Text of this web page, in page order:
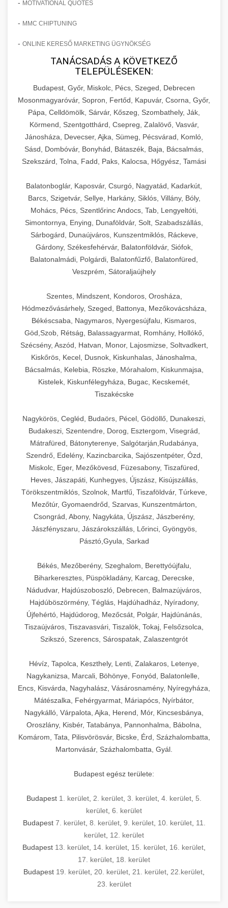
- MOTIVATIONAL QUOTES
- MMC CHIPTUNING
- ONLINE KERESŐ MARKETING ÜGYNÖKSÉG
TANÁCSADÁS A KÖVETKEZŐ
TELEPÜLÉSEKEN:
Budapest, Győr, Miskolc, Pécs, Szeged, Debrecen
Mosonmagyaróvár, Sopron, Fertőd, Kapuvár, Csorna, Győr,
Pápa, Celldömölk, Sárvár, Kőszeg, Szombathely, Ják,
Körmend, Szentgotthárd, Csepreg, Zalalövő, Vasvár,
Jánosháza, Devecser, Ajka, Sümeg, Pécsvárad, Komló,
Sásd, Dombóvár, Bonyhád, Bátaszék, Baja, Bácsalmás,
Szekszárd, Tolna, Fadd, Paks, Kalocsa, Hőgyész, Tamási
Balatonboglár, Kaposvár, Csurgó, Nagyatád, Kadarkút,
Barcs, Szigetvár, Sellye, Harkány, Siklós, Villány, Bóly,
Mohács, Pécs, Szentlőrinc Andocs, Tab, Lengyeltóti,
Simontornya, Enying, Dunaföldvár, Solt, Szabadszállás,
Sárbogárd, Dunaújváros, Kunszentmiklós, Ráckeve,
Gárdony, Székesfehérvár, Balatonföldvár, Siófok,
Balatonalmádi, Polgárdi, Balatonfűzfő, Balatonfüred,
Veszprém, Sátoraljaújhely
Szentes, Mindszent, Kondoros, Orosháza,
Hódmezővásárhely, Szeged, Battonya, Mezőkovácsháza,
Békéscsaba, Nagymaros, Nyergesújfalu, Kismaros,
Göd,Szob, Rétság, Balassagyarmat, Romhány, Hollókő,
Szécsény, Aszód, Hatvan, Monor, Lajosmizse, Soltvadkert,
Kiskőrös, Kecel, Dusnok, Kiskunhalas, Jánoshalma,
Bácsalmás, Kelebia, Röszke, Mórahalom, Kiskunmajsa,
Kistelek, Kiskunfélegyháza, Bugac, Kecskemét,
Tiszakécske
Nagykörös, Cegléd, Budaörs, Pécel, Gödöllő, Dunakeszi,
Budakeszi, Szentendre, Dorog, Esztergom, Visegrád,
Mátrafüred, Bátonyterenye, Salgótarján,Rudabánya,
Szendrő, Edelény, Kazincbarcika, Sajószentpéter, Ózd,
Miskolc, Eger, Mezőkövesd, Füzesabony, Tiszafüred,
Heves, Jászapáti, Kunhegyes, Újszász, Kisújszállás,
Törökszentmiklós, Szolnok, Martfű, Tiszaföldvár, Túrkeve,
Mezőtúr, Gyomaendrőd, Szarvas, Kunszentmárton,
Csongrád, Abony, Nagykáta, Újszász, Jászberény,
Jászfényszaru, Jászárokszállás, Lőrinci, Gyöngyös,
Pásztó,Gyula, Sarkad
Békés, Mezőberény, Szeghalom, Berettyóújfalu,
Biharkeresztes, Püspökladány, Karcag, Derecske,
Nádudvar, Hajdúszoboszló, Debrecen, Balmazújváros,
Hajdúböszörmény, Téglás, Hajdúhadház, Nyíradony,
Újfehértó, Hajdúdorog, Mezőcsát, Polgár, Hajdúnánás,
Tiszaújváros, Tiszavasvári, Tiszalök, Tokaj, Felsőzsolca,
Szikszó, Szerencs, Sárospatak, Zalaszentgrót
Hévíz, Tapolca, Keszthely, Lenti, Zalakaros, Letenye,
Nagykanizsa, Marcali, Böhönye, Fonyód, Balatonlelle,
Encs, Kisvárda, Nagyhalász, Vásárosnamény, Nyíregyháza,
Mátészalka, Fehérgyarmat, Máriapócs, Nyírbátor,
Nagykálló, Várpalota, Ajka, Herend, Mór, Kincsesbánya,
Oroszlány, Kisbér, Tatabánya, Pannonhalma, Bábolna,
Komárom, Tata, Pilisvörösvár, Bicske, Érd, Százhalombatta,
Martonvásár, Százhalombatta, Gyál.
Budapest egész területe:
Budapest 1. kerület 2. kerület 3. kerület 4. kerület 5.
kerület 6. kerület
Budapest 7. kerület, 8. kerület, 9. kerület, 10. kerület, 11.
kerület 12. kerület
Budapest 13. kerület 14. kerület 15. kerület 16. kerület
17. kerület 18. kerület
Budapest 19. kerület 20. kerület 21. kerület 22.kerület
23. kerület